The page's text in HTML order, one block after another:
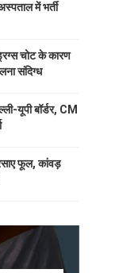
में भर्ती
चोट के कारण
संदिग्ध
यूपी बॉर्डर, CM
फूल, कांवड़